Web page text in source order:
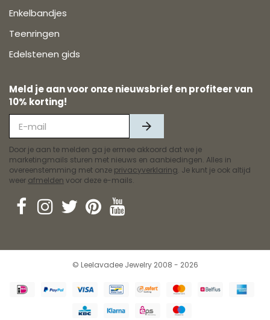
Enkelbandjes
Teenringen
Edelstenen gids
Meld je aan voor onze nieuwsbrief en profiteer van
10% korting!
Door je aan te melden ga je ermee akkoord dat we je
marketingmails sturen met nieuws en aanbiedingen. Alles in
overeenstemming met onze privacyverklaring. Je kunt je ook altijd
weer afmelden voor deze e-mails.
© Leelavadee Jewelry 2008 - 2026